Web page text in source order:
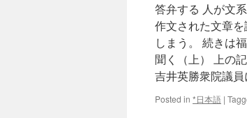
答弁する 人が文
作文された文章
しまう。 続きは
聞く（上） 上の
吉井英勝衆院議員
Posted in *日本語 |